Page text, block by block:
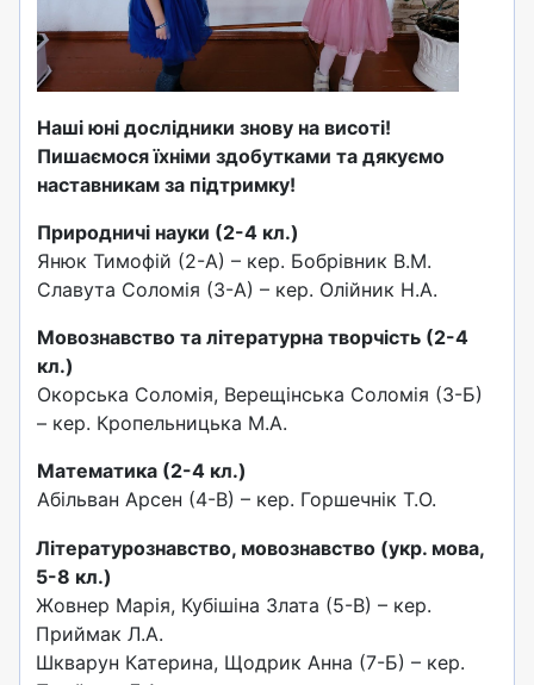
Наші юні дослідники знову на висоті!
Пишаємося їхніми здобутками та дякуємо
наставникам за підтримку!
Природничі науки (2-4 кл.)
Янюк Тимофій (2-А) – кер. Бобрівник В.М.
Славута Соломія (3-А) – кер. Олійник Н.А.
Мовознавство та літературна творчість (2-4
кл.)
Окорська Соломія, Верещінська Соломія (3-Б)
– кер. Кропельницька М.А.
Математика (2-4 кл.)
Абільван Арсен (4-В) – кер. Горшечнік Т.О.
Літературознавство, мовознавство (укр. мова,
5-8 кл.)
Жовнер Марія, Кубішіна Злата (5-В) – кер.
Приймак Л.А.
Шкварун Катерина, Щодрик Анна (7-Б) – кер.